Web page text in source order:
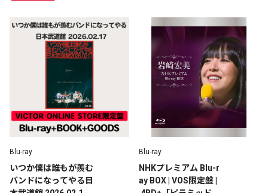
Blu-ray
いつか僕は誰もが羨む
バンドになってやる日
Blu-ray
NHKプレミアム Blu-r
ay BOX | VOS限定盤 |